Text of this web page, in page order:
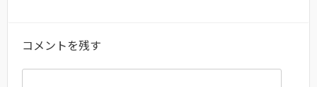
コメントを残す